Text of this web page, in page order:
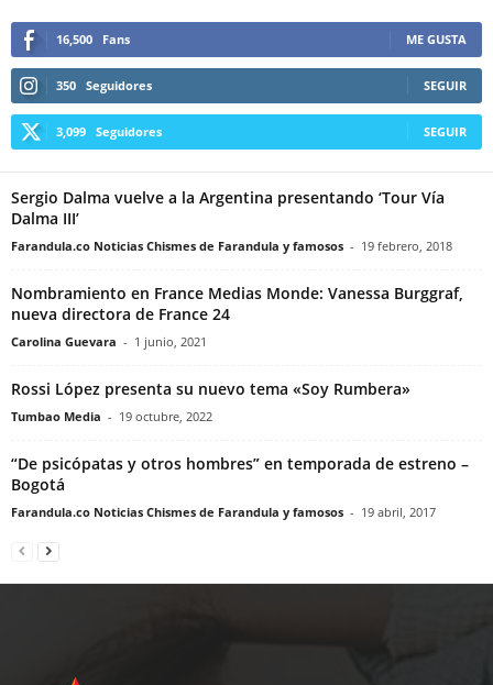
16,500 Fans ME GUSTA
350 Seguidores SEGUIR
3,099 Seguidores SEGUIR
Sergio Dalma vuelve a la Argentina presentando ‘Tour Vía
Dalma III’
Farandula.co Noticias Chismes de Farandula y famosos - 19 febrero, 2018
Nombramiento en France Medias Monde: Vanessa Burggraf,
nueva directora de France 24
Carolina Guevara - 1 junio, 2021
Rossi López presenta su nuevo tema «Soy Rumbera»
Tumbao Media - 19 octubre, 2022
“De psicópatas y otros hombres” en temporada de estreno –
Bogotá
Farandula.co Noticias Chismes de Farandula y famosos - 19 abril, 2017